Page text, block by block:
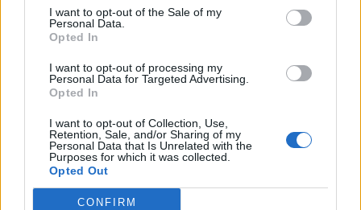
I want to opt-out of the Sale of my
Personal Data.
Opted In
I want to opt-out of processing my
Personal Data for Targeted Advertising.
Opted In
I want to opt-out of Collection, Use,
Retention, Sale, and/or Sharing of my
Personal Data that Is Unrelated with the
Purposes for which it was collected.
Opted Out
CONFIRM